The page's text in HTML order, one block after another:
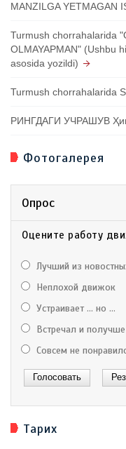
MANZILGA YETMAGAN
Turmush chorrahalarida
OLMAYAPMAN" (Ushbu
asosida yozildi)
Turmush chorrahalarida
РИНГДАГИ УЧРАШУВ
Фотогалерея
Опрос
Оцените работу
Лучший из
Неплохой движок
Устраивает ... но ...
Встречал и получше
Совсем не
Тарих